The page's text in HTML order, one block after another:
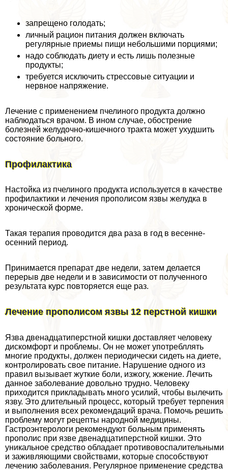
запрещено голодать;
личный рацион питания должен включать
регулярные приемы пищи небольшими порциями;
надо соблюдать диету и есть лишь полезные
продукты;
требуется исключить стрессовые ситуации и
нервное напряжение.
Лечение с применением пчелиного продукта должно
наблюдаться врачом. В ином случае, обострение
болезней желудочно-кишечного тpaкта может ухудшить
состояние больного.
Профилактика
Настойка из пчелиного продукта используется в качестве
профилактики и лечения прополисом язвы желудка в
хронической форме.
Такая терапия проводится два раза в год в весенне-
осенний период.
Принимается препарат две недели, затем делается
перерыв две недели и в зависимости от полученного
результата курс повторяется еще раз.
Лечение прополисом язвы 12 перстной кишки
Язва двенадцатиперстной кишки доставляет человеку
дискомфорт и проблемы. Он не может употрeбллять
многие продукты, должен периодически сидеть на диете,
контролировать свое питание. Нарушение одного из
правил вызывает жуткие боли, изжогу, жжение. Лечить
данное заболевание довольно трудно. Человеку
приходится прикладывать много усилий, чтобы вылечить
язву. Это длительный процесс, который требует терпения
и выполнения всех рекомендаций врача. Помочь решить
проблему могут рецепты народной медицины.
Гастроэнтерологи рекомендуют больным применять
прополис при язве двенадцатиперстной кишки. Это
уникальное средство обладает противовоспалительными
и заживляющими свойствами, которые способствуют
лечению заболевания. Регулярное применение средства